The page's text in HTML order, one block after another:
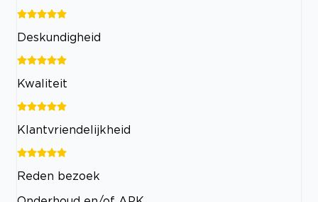
Deskundigheid
Kwaliteit
Klantvriendelijkheid
Reden bezoek